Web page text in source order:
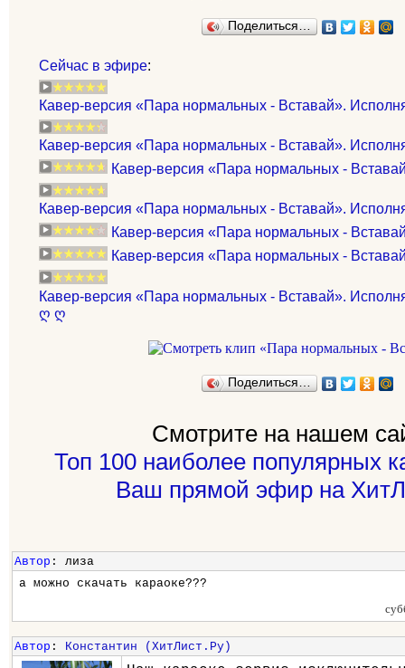
Поделиться…
Сейчас в эфире:
Кавер-версия «Пара нормальных - Вставай».
Кавер-версия «Пара нормальных - Вставай».
Кавер-версия «Пара нормальных -
Кавер-версия «Пара нормальных - Вставай».
Кавер-версия «Пара нормальных -
Кавер-версия «Пара нормальных -
Кавер-версия «Пара нормальных - Вставай».
ღ ღ
Поделиться…
Смотрите на нашем
Топ 100 наиболее популярных
Ваш прямой эфир на
Автор : лиза
а можно скачать караоке???
Автор : Константин (ХитЛист.Ру)